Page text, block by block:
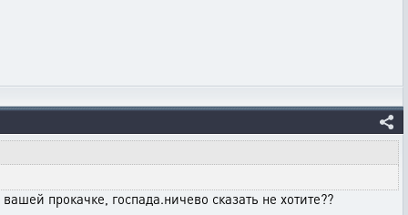
прокачке, госпада.ничево сказать не хотите??